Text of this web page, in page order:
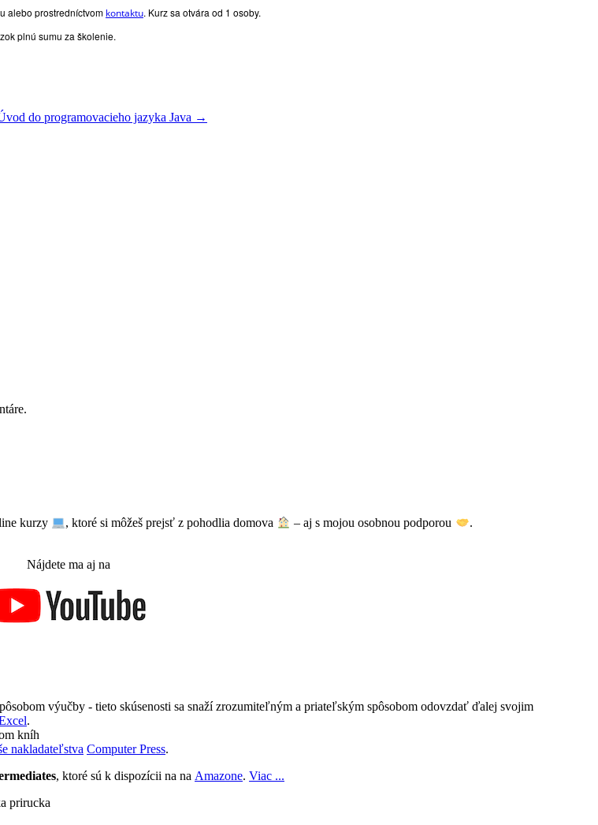
alebo prostredníctvom kontaktu. Kurz sa otvára od 1 osoby.
plnú sumu za školenie.
do programovacieho jazyka Java →
kurzy , ktoré si môžeš prejsť z pohodlia domova – aj s mojou osobnou podporou
.
Nájdete ma aj na
výučby - tieto skúsenosti sa snaží zrozumiteľným a priateľským spôsobom odovzdať ďalej svojim
.
kníh
nakladateľstva Computer Press.
, ktoré sú k dispozícii na na Amazone. Viac ...